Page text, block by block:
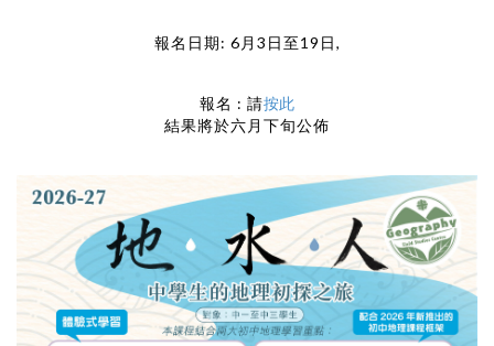
報名日期: 6月3日至19日,
報名 : 請按此
結果將於六月下旬公佈